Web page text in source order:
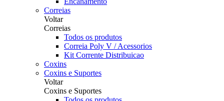
Correias
Voltar
Correias
Todos os produtos
Correia Poly V / Acessorios
Kit Corrente Distribuicao
Coxins
Coxins e Suportes
Voltar
Coxins e Suportes